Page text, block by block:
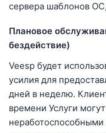
сервера шаблонов
Плановое
бездействие)
Veesp будет
усилия для
дней в неделю.
времени Услуги